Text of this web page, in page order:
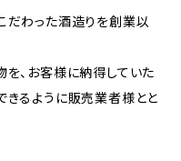
だわった酒造りを創業以
、お客様に納得していた
きるように販売業者様とと